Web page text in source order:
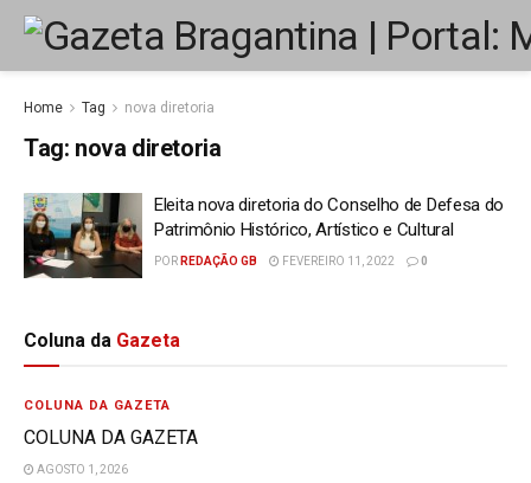
Home Tag nova diretoria
Tag: nova diretoria
Eleita nova diretoria do Conselho de Defesa do
Patrimônio Histórico, Artístico e Cultural
POR REDAÇÃO GB FEVEREIRO 11, 2022 0
Coluna da Gazeta
COLUNA DA GAZETA
COLUNA DA GAZETA
AGOSTO 1, 2026